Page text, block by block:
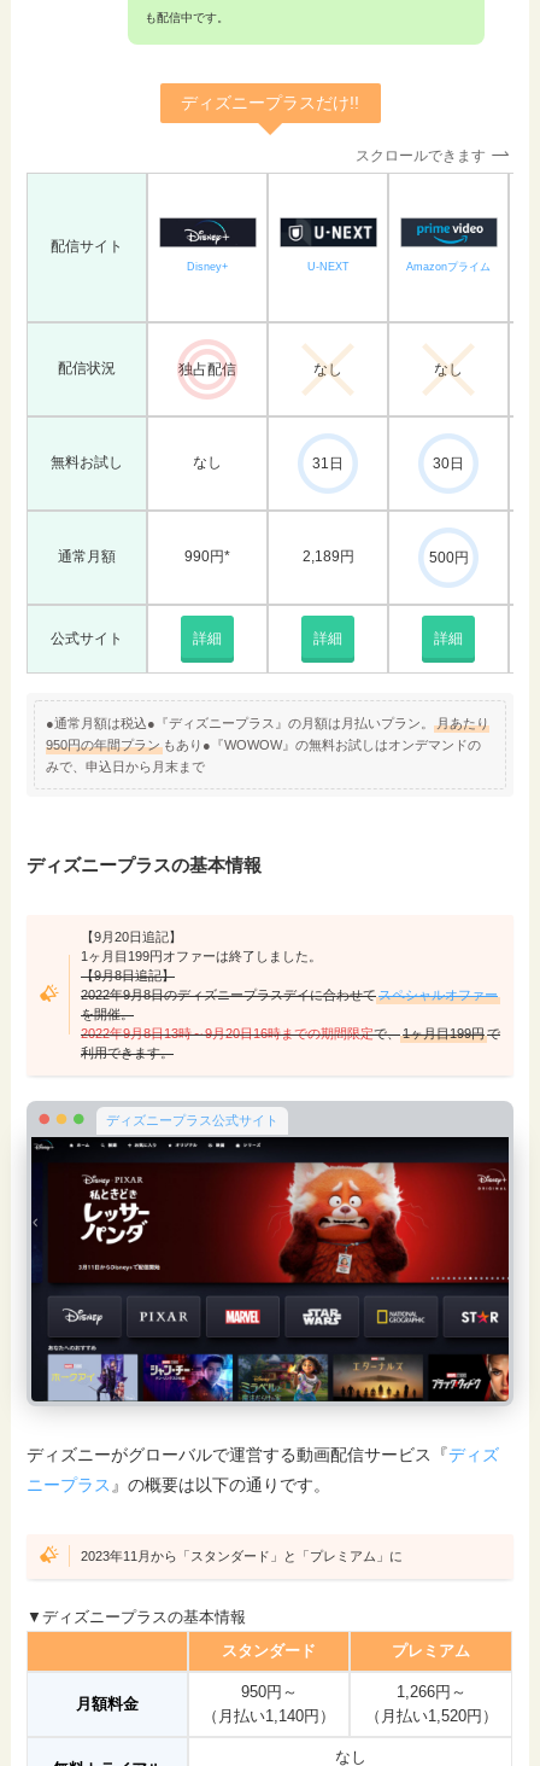
も配信中です。
ディズニープラスだけ!!
スクロールできます
配信サイト
Disney+ U-NEXT Amazonプライム
配信状況 独占配信 なし なし
無料お試し なし 31日 30日
通常月額 990円* 2,189円 500円
公式サイト 詳細 詳細 詳細
●通常月額は税込●『ディズニープラス』の月額は月払いプラン。月あたり
950円の年間プラン もあり●『WOWOW』の無料お試しはオンデマンドの
みで、申込日から月末まで
ディズニープラスの基本情報
【9月20日追記】
1ヶ月目199円オファーは終了しました。
【9月8日追記】
2022年9月8日のディズニープラスデイに合わせてスペシャルオファー
を開催。
2022年9月8日13時～9月20日16時までの期間限定で、1ヶ月目199円で
利用できます。
ディズニープラス公式サイト
ディズニーがグローバルで運営する動画配信サービス『ディズ
ニープラス 』の概要は以下の通りです。
2023年11月から「スタンダード」と「プレミアム」に
▼ディズニープラスの基本情報
スタンダード
プレミアム
月額料金
950円～
（月払い1,140円）
1,266円～
（月払い1,520円）
なし